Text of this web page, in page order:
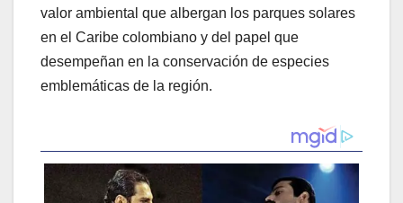
valor ambiental que albergan los parques solares
en el Caribe colombiano y del papel que
desempeñan en la conservación de especies
emblemáticas de la región.